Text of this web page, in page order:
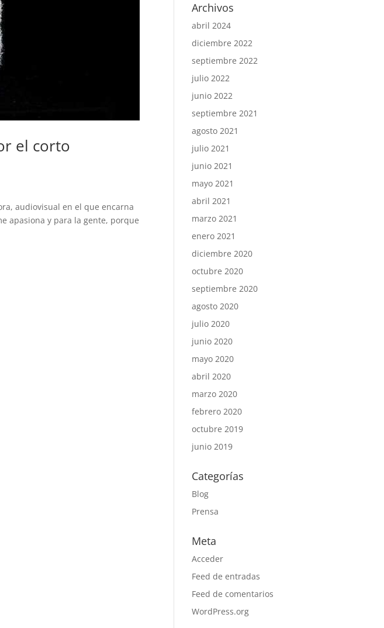
el corto
audiovisual en el que encarna
apasiona y para la gente, porque
Archivos
abril 2024
diciembre 2022
septiembre 2022
julio 2022
junio 2022
septiembre 2021
agosto 2021
julio 2021
junio 2021
mayo 2021
abril 2021
marzo 2021
enero 2021
diciembre 2020
octubre 2020
septiembre 2020
agosto 2020
julio 2020
junio 2020
mayo 2020
abril 2020
marzo 2020
febrero 2020
octubre 2019
junio 2019
Categorías
Blog
Prensa
Meta
Acceder
Feed de entradas
Feed de comentarios
WordPress.org